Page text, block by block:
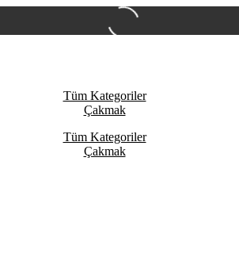
Tüm Kategoriler
Çakmak
Tüm Kategoriler
Çakmak